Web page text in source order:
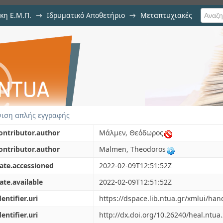
Ε.Μ.Π. → Ιδρυματικό Αποθετήριο → Μεταπτυχιακές
using Node to Segment
απλής εγγραφής
Mάλμεν, Θεόδωρος
Malmen, Theodoros
2022-02-09T12:51:52Z
2022-02-09T12:51:52Z
https://dspace.lib.ntua.gr/xmlui/
http://dx.doi.org/10.26240/